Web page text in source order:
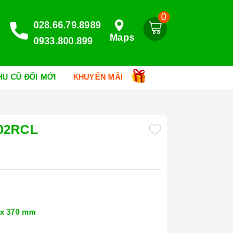
0
Maps
028.66.79.8989
0933.800.899
CŨ ĐỔI MỚI KHUYẾN MÃI
370 mm